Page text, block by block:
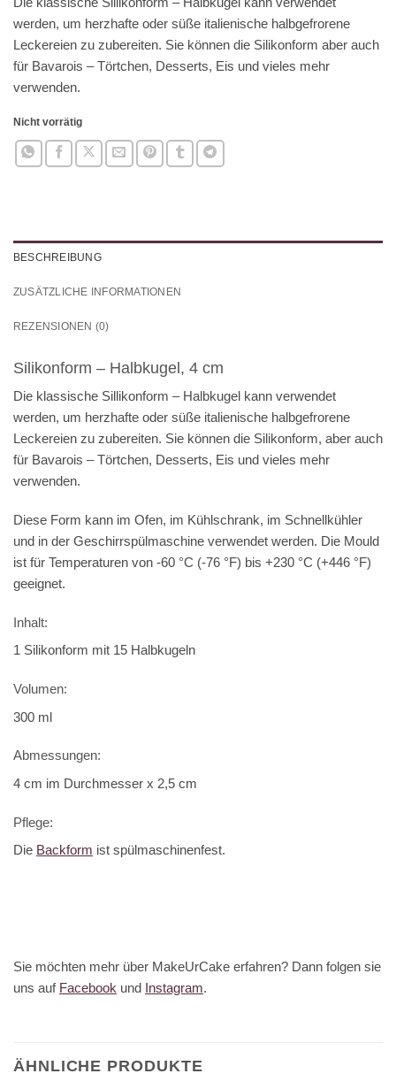
werden, um herzhafte oder süße italienische halbgefrorene
Leckereien zu zubereiten. Sie können die Silikonform aber auch
für Bavarois – Törtchen, Desserts, Eis und vieles mehr
verwenden.
Nicht vorrätig
BESCHREIBUNG
ZUSÄTZLICHE INFORMATIONEN
REZENSIONEN (0)
Silikonform – Halbkugel, 4 cm
Die klassische Sillikonform – Halbkugel kann verwendet
werden, um herzhafte oder süße italienische halbgefrorene
Leckereien zu zubereiten. Sie können die Silikonform, aber auch
für Bavarois – Törtchen, Desserts, Eis und vieles mehr
verwenden.
Diese Form kann im Ofen, im Kühlschrank, im Schnellkühler
und in der Geschirrspülmaschine verwendet werden. Die Mould
ist für Temperaturen von -60 °C (-76 °F) bis +230 °C (+446 °F)
geeignet.
Inhalt:
1 Silikonform mit 15 Halbkugeln
Volumen:
300 ml
Abmessungen:
4 cm im Durchmesser x 2,5 cm
Pflege:
Die Backform ist spülmaschinenfest.
Sie möchten mehr über MakeUrCake erfahren? Dann folgen sie
uns auf Facebook und Instagram.
ÄHNLICHE PRODUKTE